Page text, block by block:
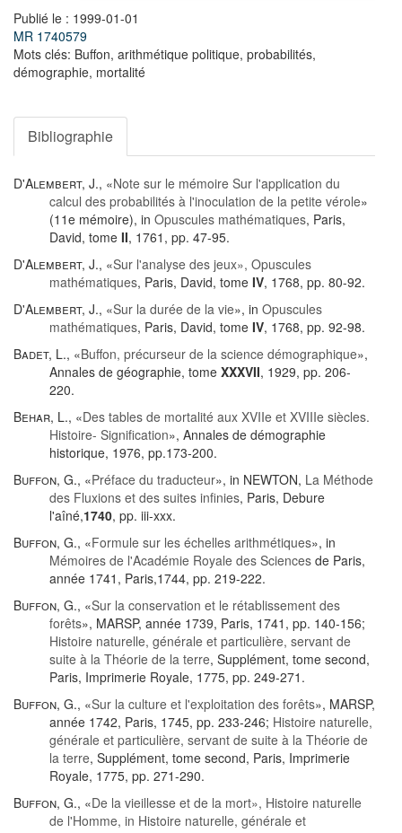
Publié le : 1999-01-01
MR 1740579
Mots clés: Buffon, arithmétique politique, probabilités,
démographie, mortalité
Bibliographie
D'Alembert, J., «Note sur le mémoire Sur l'application du
calcul des probabilités à l'inoculation de la petite vérole»
(11e mémoire), in Opuscules mathématiques, Paris,
David, tome II, 1761, pp. 47-95.
D'Alembert, J., «Sur l'analyse des jeux», Opuscules
mathématiques, Paris, David, tome IV, 1768, pp. 80-92.
D'Alembert, J., «Sur la durée de la vie», in Opuscules
mathématiques, Paris, David, tome IV, 1768, pp. 92-98.
Badet, L., «Buffon, précurseur de la science démographique»,
Annales de géographie, tome XXXVII, 1929, pp. 206-
220.
Behar, L., «Des tables de mortalité aux XVIIe et XVIIIe siècles.
Histoire- Signification», Annales de démographie
historique, 1976, pp.173-200.
Buffon, G., «Préface du traducteur», in NEWTON, La Méthode
des Fluxions et des suites infinies, Paris, Debure
l'aîné,1740, pp. iii-xxx.
Buffon, G., «Formule sur les échelles arithmétiques», in
Mémoires de l'Académie Royale des Sciences de Paris,
année 1741, Paris,1744, pp. 219-222.
Buffon, G., «Sur la conservation et le rétablissement des
forêts», MARSP, année 1739, Paris, 1741, pp. 140-156;
Histoire naturelle, générale et particulière, servant de
suite à la Théorie de la terre, Supplément, tome second,
Paris, Imprimerie Royale, 1775, pp. 249-271.
Buffon, G., «Sur la culture et l'exploitation des forêts», MARSP,
année 1742, Paris, 1745, pp. 233-246; Histoire naturelle,
générale et particulière, servant de suite à la Théorie de
la terre, Supplément, tome second, Paris, Imprimerie
Royale, 1775, pp. 271-290.
Buffon, G., «De la vieillesse et de la mort», Histoire naturelle
de l'Homme, in Histoire naturelle, générale et